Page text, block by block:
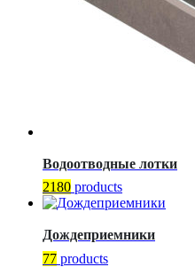
Водоотводные лотки
2180 products
Дождеприемники
77 products